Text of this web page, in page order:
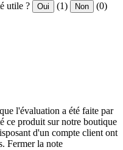
utile ? Oui (1) Non (0)
l'évaluation a été faite par
ce produit sur notre boutique
d'un compte client ont
Fermer la note